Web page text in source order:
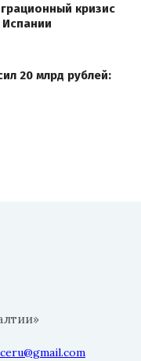
кризис
20 млрд рублей: